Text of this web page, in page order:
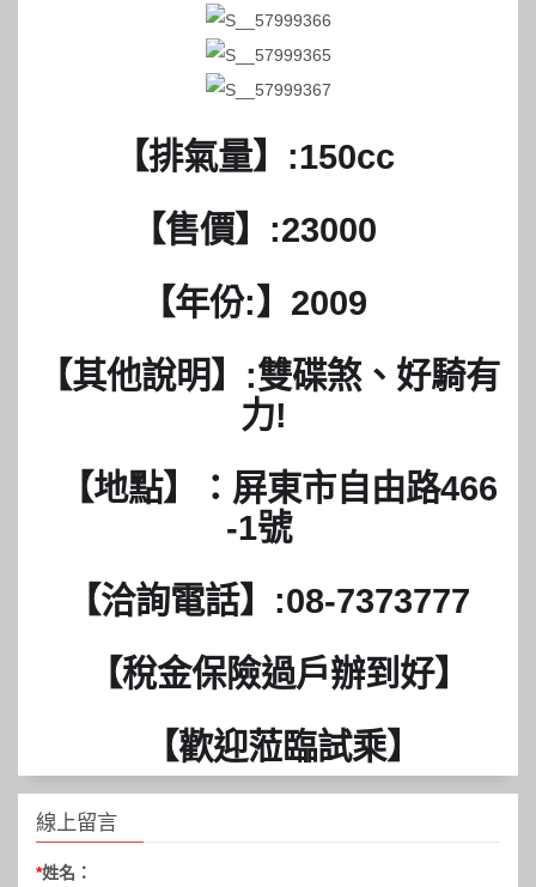
【排氣量】:150cc
【售價】:23000
【年份:】2009
【其他說明】:雙碟煞、好騎有
力!
-1號
【洽詢電話】:08-7373777
  【稅金保險過戶辦到好】
   【歡迎蒞臨試乘】
線上留言
*姓名：